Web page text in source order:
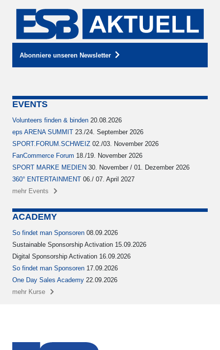
Abonniere unseren Newsletter
EVENTS
Volunteers finden & binden 20.08.2026
eps ARENA SUMMIT 23./24. September 2026
SPORT.FORUM.SCHWEIZ 02./03. November 2026
FanCommerce Forum 18./19. November 2026
SPORT MARKE MEDIEN 30. November / 01. Dezember 2026
360° ENTERTAINMENT 06./ 07. April 2027
mehr Events
ACADEMY
So findet man Sponsoren 08.09.2026
Sustainable Sponsorship Activation 15.09.2026
Digital Sponsorship Activation 16.09.2026
So findet man Sponsoren 17.09.2026
One Day Sales Academy 22.09.2026
mehr Kurse